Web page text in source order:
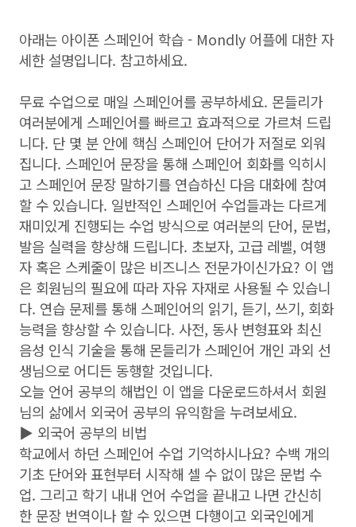
아래는 아이폰 스페인어 학습 - Mondly 어플에 대한 자
세한 설명입니다. 참고하세요.
무료 수업으로 매일 스페인어를 공부하세요. 몬들리가
여러분에게 스페인어를 빠르고 효과적으로 가르쳐 드립
니다. 단 몇 분 안에 핵심 스페인어 단어가 저절로 외워
집니다. 스페인어 문장을 통해 스페인어 회화를 익히시
고 스페인어 문장 말하기를 연습하신 다음 대화에 참여
할 수 있습니다. 일반적인 스페인어 수업들과는 다르게
재미있게 진행되는 수업 방식으로 여러분의 단어, 문법,
발음 실력을 향상해 드립니다. 초보자, 고급 레벨, 여행
자 혹은 스케줄이 많은 비즈니스 전문가이신가요? 이 앱
은 회원님의 필요에 따라 자유 자재로 사용될 수 있습니
다. 연습 문제를 통해 스페인어의 읽기, 듣기, 쓰기, 회화
능력을 향상할 수 있습니다. 사전, 동사 변형표와 최신
음성 인식 기술을 통해 몬들리가 스페인어 개인 과외 선
생님으로 어디든 동행할 것입니다.
오늘 언어 공부의 해법인 이 앱을 다운로드하셔서 회원
님의 삶에서 외국어 공부의 유익함을 누려보세요.
▶ 외국어 공부의 비법
학교에서 하던 스페인어 수업 기억하시나요? 수백 개의
기초 단어와 표현부터 시작해 셀 수 없이 많은 문법 수
업. 그리고 학기 내내 언어 수업을 끝내고 나면 간신히
한 문장 번역이나 할 수 있으면 다행이고 외국인에게